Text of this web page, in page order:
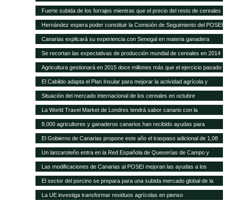
isleña
Fuerte subida de los forrajes mientras que el precio del resto de cereales
se mantiene fijo
Hernández espera poder constituir la Comisión de Seguimiento del POSEI
ganadero antes de finales de año
Canarias explicará su experiencia con Senegal en materia ganadera
Se recortan las expectativas de producción mundial de cereales en 2014
a pesar de las cosechas récord de maíz y trigo
Agricultura gestionará en 2015 doce millones más que el ejercicio pasado
y alcanza los 418,9 millones de euros
El Cabildo adapta el Plan Insular para mejorar la actividad agrícola y
ganadera
Situación del mercado internacional de los cereales en octubre
La World Travel Market de Londres tendrá sabor canario con la
promoción de sus quesos y vinos
8.000 agricultores y ganaderos canarios han recibido ayudas para
desarrollo rural
El Gobierno de Canarias propone este año el traspaso adicional de 1,08
millones del REA a la ganadería de las islas
Un lanzaroteño entra en la Red Española de Queserías de Campo y
Artesanas
Las modificaciones de Canarias al POSEI mejoran las ayudas a los
sectores productivos canarios
El sector del porcino se prepara para una subida mercado global de la
carne del 40% en 20 años
La UE investiga transformar residuos agrícolas en pienso